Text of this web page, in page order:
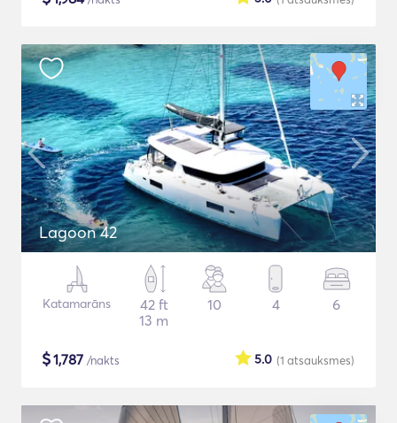
Lagoon 42
Katamarāns
42 ft
13 m
10 4 6
$1,787 /nakts (1 atsauksmes)
5.0